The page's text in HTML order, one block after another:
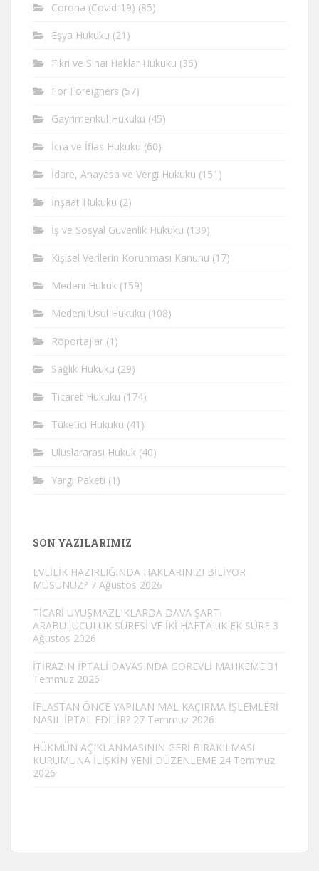
Corona (Covid-19) (85)
Eşya Hukuku (21)
Fikri ve Sinai Haklar Hukuku (36)
For Foreigners (57)
Gayrimenkul Hukuku (45)
İcra ve İflas Hukuku (60)
İdare, Anayasa ve Vergi Hukuku (151)
İnşaat Hukuku (2)
İş ve Sosyal Güvenlik Hukuku (139)
Kişisel Verilerin Korunması Kanunu (17)
Medeni Hukuk (159)
Medeni Usul Hukuku (108)
Röportajlar (1)
Sağlık Hukuku (29)
Ticaret Hukuku (174)
Tüketici Hukuku (41)
Uluslararası Hukuk (40)
Yargı Paketi (1)
SON YAZILARIMIZ
EVLİLİK HAZIRLIĞINDA HAKLARINIZI BİLİYOR
MUSUNUZ? 7 Ağustos 2026
TİCARİ UYUŞMAZLIKLARDA DAVA ŞARTI
ARABULUCULUK SÜRESİ VE İKİ HAFTALIK EK SÜRE 3
Ağustos 2026
İTİRAZIN İPTALİ DAVASINDA GÖREVLİ MAHKEME 31
Temmuz 2026
İFLASTAN ÖNCE YAPILAN MAL KAÇIRMA İŞLEMLERİ
NASIL İPTAL EDİLİR? 27 Temmuz 2026
HÜKMÜN AÇIKLANMASININ GERİ BIRAKILMASI
KURUMUNA İLİŞKİN YENİ DÜZENLEME 24 Temmuz
2026